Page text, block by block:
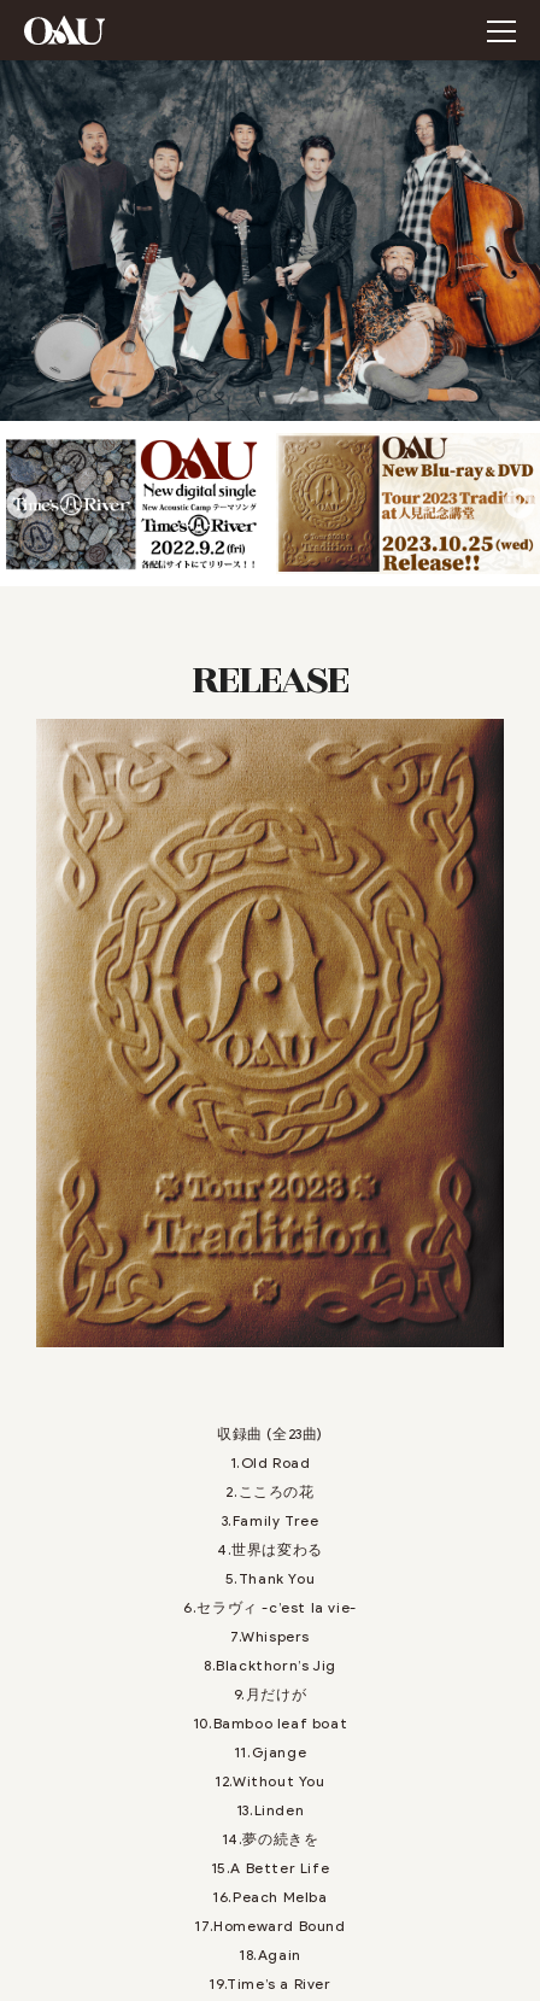
RELEASE
収録曲 (全23曲)
1.Old Road
2.こころの花
3.Family Tree
4.世界は変わる
5.Thank You
6.セラヴィ -c’est la vie-
7.Whispers
8.Blackthorn’s Jig
9.月だけが
10.Bamboo leaf boat
11.Gjange
12.Without You
13.Linden
14.夢の続きを
15.A Better Life
16.Peach Melba
17.Homeward Bound
18.Again
19.Time’s a River